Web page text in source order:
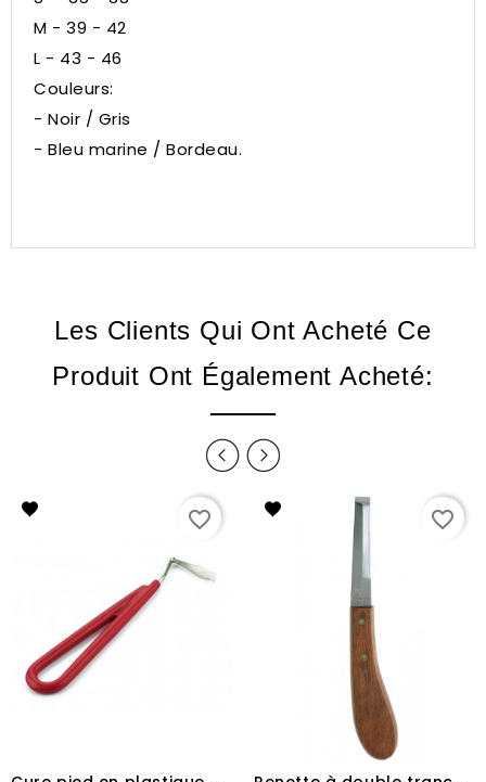
M - 39 - 42
L - 43 - 46
Couleurs:
- Noir / Gris
- Bleu marine / Bordeau.
Les Clients Qui Ont Acheté Ce
Produit Ont Également Acheté:
favorite_border favorite_border